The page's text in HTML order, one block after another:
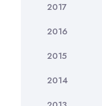
2017
2016
2015
2014